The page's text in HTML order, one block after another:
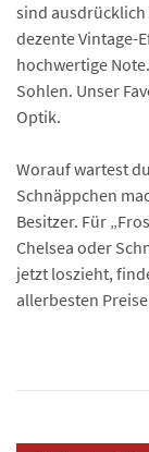
sind
dezente Vintage-
hochwertige
Sohlen. Unser
Optik.
Worauf wartest
Schnäppchen
Besitzer. Für
Chelsea oder
jetzt loszieht,
allerbesten